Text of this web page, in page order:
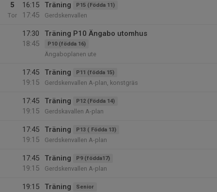
5
Tor
16:15
17:45
Träning P15 (Födda 11)
Gerdskenvallen
17:30
18:45
Träning P10 Ängabo utomhus
P10 (födda 16)
Ängaboplanen ute
17:45
19:15
Träning P11 (födda 15)
Gerdskenvallen A-plan, konstgräs
17:45
19:15
Träning P12 (Födda 14)
Gerdskavallen A-plan
17:45
19:15
Träning P13 ( Födda 13)
Gerdskenvallen A-plan
17:45
19:15
Träning P9 (födda17)
Gerdskenvallen A-plan
19:15
Träning Senior